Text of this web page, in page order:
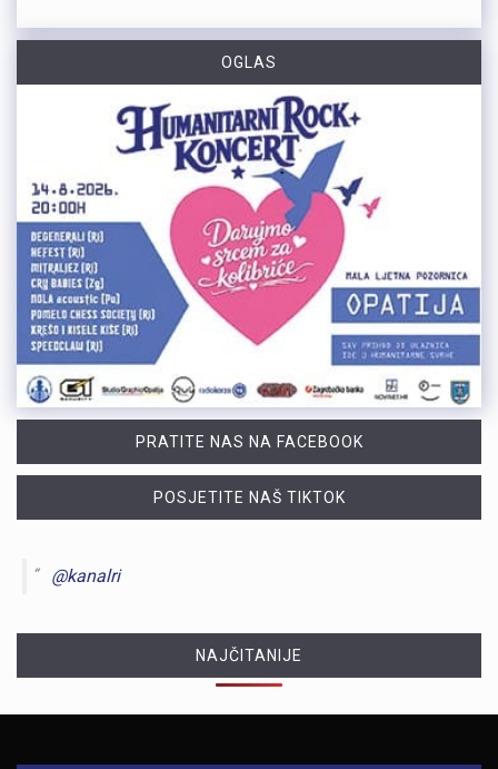
OGLAS
PRATITE NAS NA FACEBOOK
POSJETITE NAŠ TIKTOK
@kanalri
NAJČITANIJE